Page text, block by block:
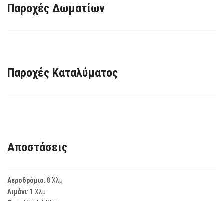
Παροχές Δωματίων
Παροχές Καταλύματος
Αποστάσεις
Αεροδρόμιο: 8 Χλμ
Λιμάνι: 1 Χλμ